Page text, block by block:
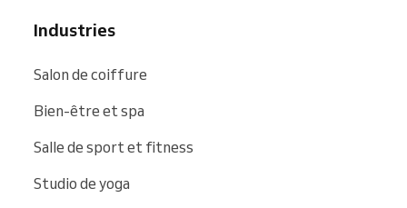
Industries
Salon de coiffure
Bien-être et spa
Salle de sport et fitness
Studio de yoga